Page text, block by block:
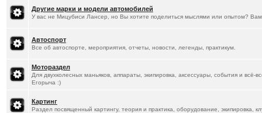
Другие марки и модели автомобилей
У вас не Мицубиси Лансер, но Вы хотите поделиться мыслями или опытом?
Автоспорт
Все об автоспорте, мероприятия, отчеты, новости, легенды, практикум.
Мотораздел
Для двухколесных маньяков, аппараты, экипировка, аксессуары, события и всё-
Егорыча :)
Картинг
Раздел посвященный картингу, теория и практика, оборудование, экипировка,